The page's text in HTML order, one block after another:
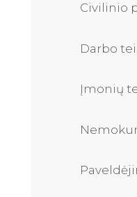
Civilinio
Darbo
Įmonių